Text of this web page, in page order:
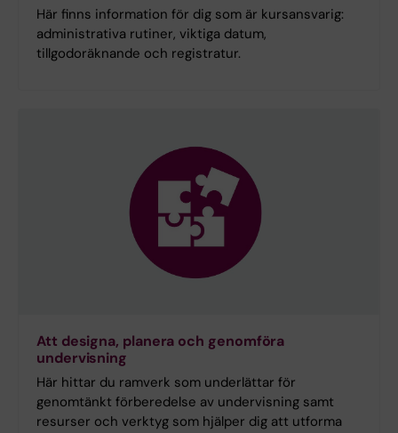
Här finns information för dig som är kursansvarig:
administrativa rutiner, viktiga datum,
tillgodoräknande och registratur.
Att designa, planera och genomföra
undervisning
Här hittar du ramverk som underlättar för
genomtänkt förberedelse av undervisning samt
resurser och verktyg som hjälper dig att utforma